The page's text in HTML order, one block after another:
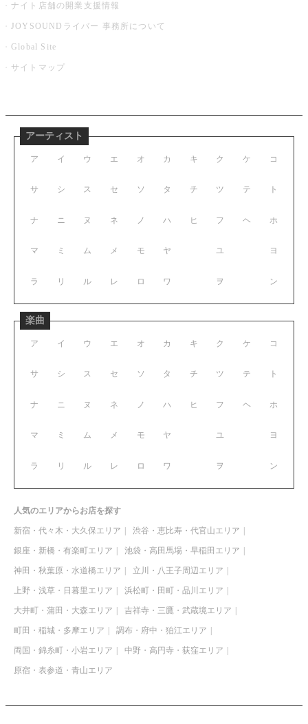
ナイト店舗の開業支援情報
JOYSOUNDライバー 事務所について
Global Site
サイトマップ
アーティスト
ア イ ウ エ オ
サ シ ス セ ソ
ナ ニ ヌ ネ ノ
マ ミ ム メ モ
ラ リ ル レ ロ
カ キ ク ケ コ
タ チ ツ テ ト
ハ ヒ フ ヘ ホ
ヤ ユ ヨ
ワ ヲ ン
楽曲
ア イ ウ エ オ
サ シ ス セ ソ
ナ ニ ヌ ネ ノ
マ ミ ム メ モ
ラ リ ル レ ロ
カ キ ク ケ コ
タ チ ツ テ ト
ハ ヒ フ ヘ ホ
ヤ ユ ヨ
ワ ヲ ン
人気のエリアからお店を探す
新宿・代々木・大久保エリア 渋谷・恵比寿・代官山エリア
銀座・新橋・有楽町エリア 池袋・高田馬場・早稲田エリア
神田・秋葉原・水道橋エリア 立川・八王子周辺エリア
上野・浅草・日暮里エリア 浜松町・田町・品川エリア
大井町・蒲田・大森エリア 吉祥寺・三鷹・武蔵境エリア
町田・稲城・多摩エリア 調布・府中・狛江エリア
両国・錦糸町・小岩エリア 中野・高円寺・荻窪エリア
原宿・表参道・青山エリア